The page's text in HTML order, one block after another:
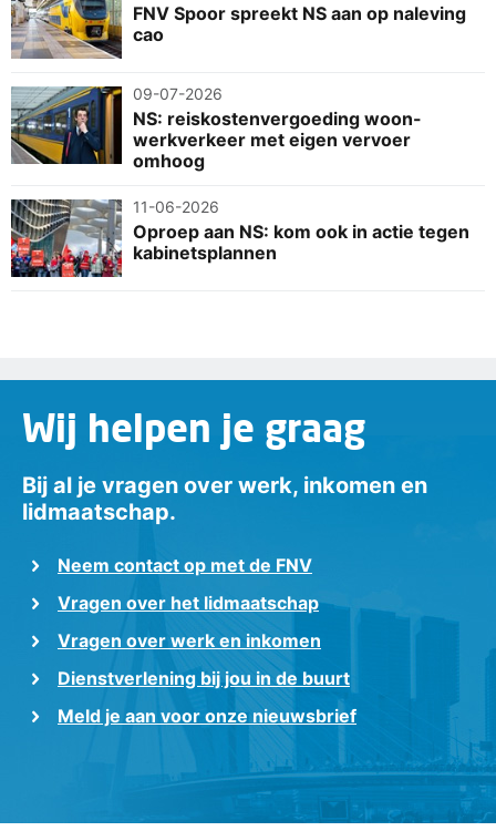
FNV Spoor spreekt NS aan op naleving
cao
09-07-2026
NS: reiskostenvergoeding woon-
werkverkeer met eigen vervoer
omhoog
11-06-2026
Oproep aan NS: kom ook in actie tegen
kabinetsplannen
Wij helpen je graag
Bij al je vragen over werk, inkomen en
lidmaatschap.
Neem contact op met de FNV
Vragen over het lidmaatschap
Vragen over werk en inkomen
Dienstverlening bij jou in de buurt
Meld je aan voor onze nieuwsbrief